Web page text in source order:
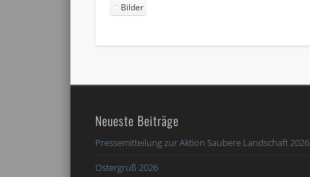
Bilder
Neueste Beiträge
Pressemitteilung zur Aktion Saubere Landschaft 2026
Ostergruß 2026